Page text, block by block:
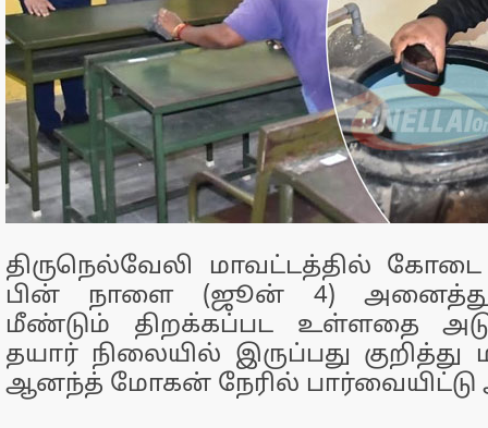
திருநெல்வேலி மாவட்டத்தில் கோடை
பின் நாளை (ஜூன் 4)
மீண்டும் திறக்கப்பட உள்ளதை
தயார் நிலையில் இருப்பது
ஆனந்த் மோகன் நேரில் பார்வையிட்டு